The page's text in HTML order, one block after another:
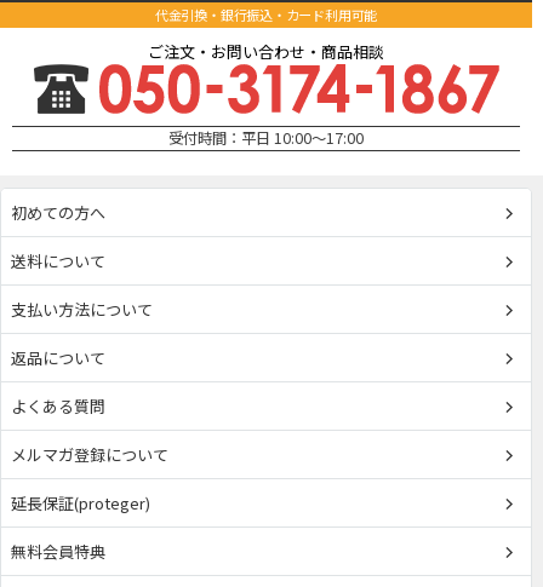
代金引換・銀行振込・カード利用可能
ご注文・お問い合わせ・商品相談
受付時間：平日 10:00～17:00
初めての方へ
送料について
支払い方法について
返品について
よくある質問
メルマガ登録について
延長保証(proteger)
無料会員特典